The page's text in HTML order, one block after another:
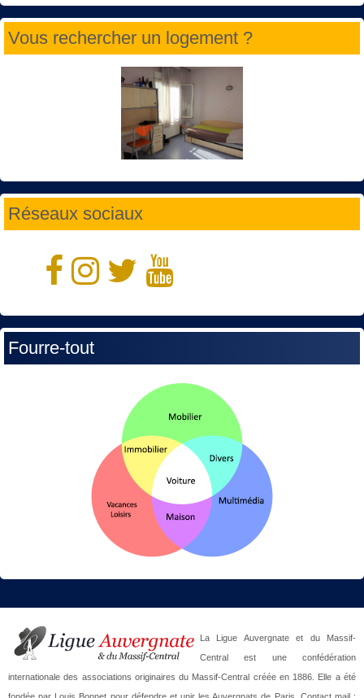
Vous rechercher un logement ?
Réseaux sociaux
Fourre-tout
La Ligue Auvergnate et du Massif-
Central est une confédération
internationale des associations originaires du Massif-Central créée en 1886. Elle a été